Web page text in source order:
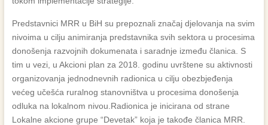
Predstavnici MRR u BiH su prepoznali značaj djelovanja na svim
nivoima u cilju animiranja predstavnika svih sektora u procesima
donošenja razvojnih dokumenata i saradnje između članica. S
tim u vezi, u Akcioni plan za 2018. godinu uvrštene su aktivnosti
organizovanja jednodnevnih radionica u cilju obezbjeđenja
većeg učešća ruralnog stanovništva u procesima donošenja
odluka na lokalnom nivou.Radionica je inicirana od strane
Lokalne akcione grupe “Devetak” koja je takođe članica MRR.